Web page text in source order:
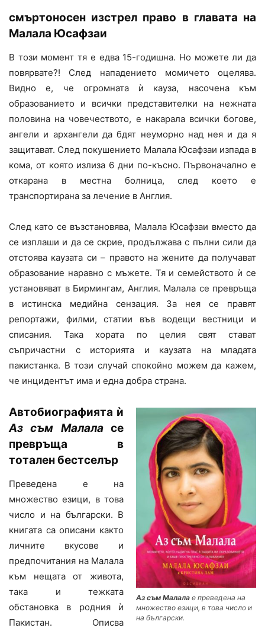
смъртоносен изстрел право в главата на
Малала Юсафзаи
В този момент тя е едва 15-годишна. Но можете ли да
повярвате?! След нападението момичето оцелява.
Видно е, че огромната ѝ кауза, насочена към
образованието и всички представителки на нежната
половина на човечеството, е накарала всички богове,
ангели и архангели да бдят неуморно над нея и да я
защитават. След покушението Малала Юсафзаи изпада в
кома, от която излиза 6 дни по-късно. Първоначално е
откарана в местна болница, след което е
транспортирана за лечение в Англия.
След като се възстановява, Малала Юсафзаи вместо да
се изплаши и да се скрие, продължава с пълни сили да
отстоява каузата си – правото на жените да получават
образование наравно с мъжете. Тя и семейството ѝ се
установяват в Бирмингам, Англия. Малала се превръща
в истинска медийна сензация. За нея се правят
репортажи, филми, статии във водещи вестници и
списания. Така хората по целия свят стават
съпричастни с историята и каузата на младата
пакистанка. В този случай спокойно можем да кажем,
че инцидентът има и една добра страна.
Аз съм Малала е преведена на
множество езици, в това число и
на български.
Автобиографията ѝ
Аз съм Малала се
превръща в
тотален бестселър
Преведена е на
множество езици, в това
число и на български. В
книгата са описани както
личните вкусове и
предпочитания на Малала
към нещата от живота,
така и тежката
обстановка в родния ѝ
Пакистан. Описва